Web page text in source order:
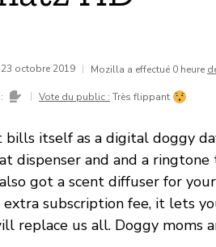
23 octobre 2019 | Mozilla a effectué 0 heure
| Vote du public : Très flippant
bills itself as a digital doggy
dispenser and and a
got a scent diffuser for
extra subscription fee, it lets
replace us all. Doggy moms